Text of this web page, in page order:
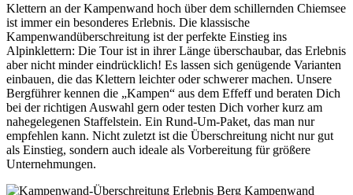
Klettern an der Kampenwand hoch über dem schillernden Chiemsee
ist immer ein besonderes Erlebnis. Die klassische
Kampenwandüberschreitung ist der perfekte Einstieg ins
Alpinklettern: Die Tour ist in ihrer Länge überschaubar, das Erlebnis
aber nicht minder eindrücklich! Es lassen sich genügende Varianten
einbauen, die das Klettern leichter oder schwerer machen. Unsere
Bergführer kennen die „Kampen“ aus dem Effeff und beraten Dich
bei der richtigen Auswahl gern oder testen Dich vorher kurz am
nahegelegenen Staffelstein. Ein Rund-Um-Paket, das man nur
empfehlen kann. Nicht zuletzt ist die Überschreitung nicht nur gut
als Einstieg, sondern auch ideale als Vorbereitung für größere
Unternehmungen.